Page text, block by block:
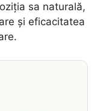
sa naturală,
și eficacitatea